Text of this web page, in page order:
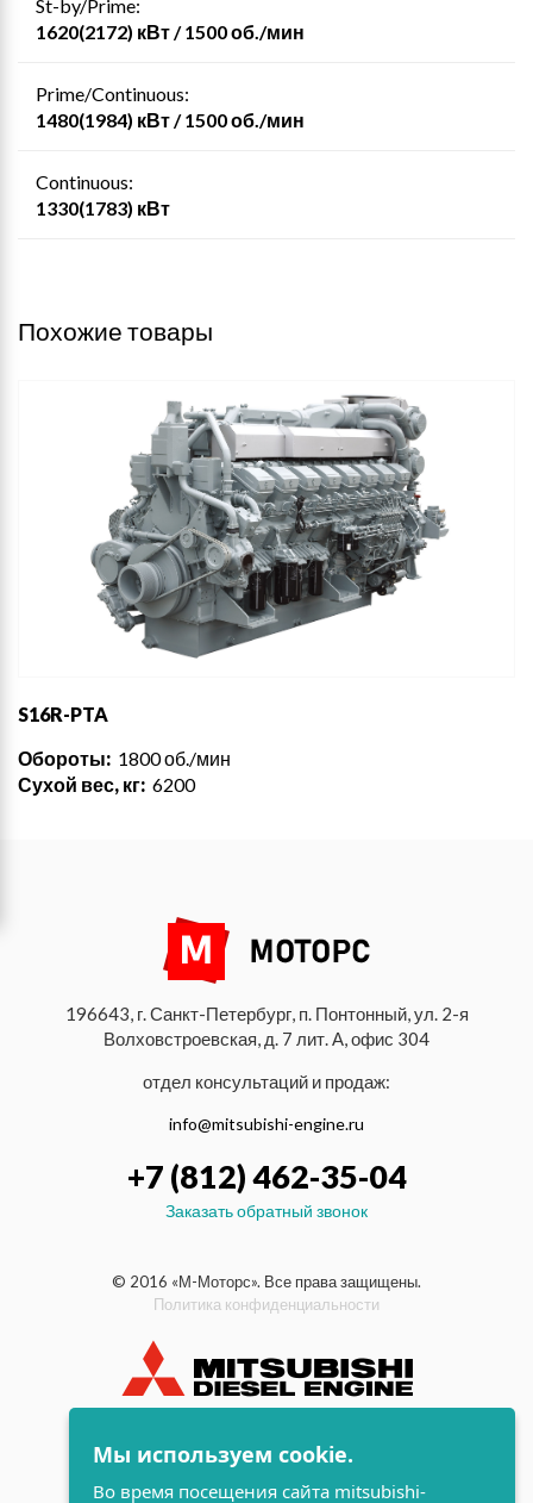
St-by/Prime:
1620(2172) кВт / 1500 об./мин
Prime/Continuous:
1480(1984) кВт / 1500 об./мин
Continuous:
1330(1783) кВт
Похожие товары
S16R-PTA
Обороты: 1800 об./мин
Сухой вес, кг: 6200
196643, г. Санкт-Петербург, п. Понтонный, ул. 2-я
Волховстроевская, д. 7 лит. А, офис 304
отдел консультаций и продаж:
info@mitsubishi-engine.ru
+7 (812) 462-35-04
Заказать обратный звонок
© 2016 «М-Моторс». Все права защищены.
Политика конфиденциальности
дизельные двигатели Mitsubishi
поддержка и
Мы используем cookie.
Во время посещения сайта mitsubishi-